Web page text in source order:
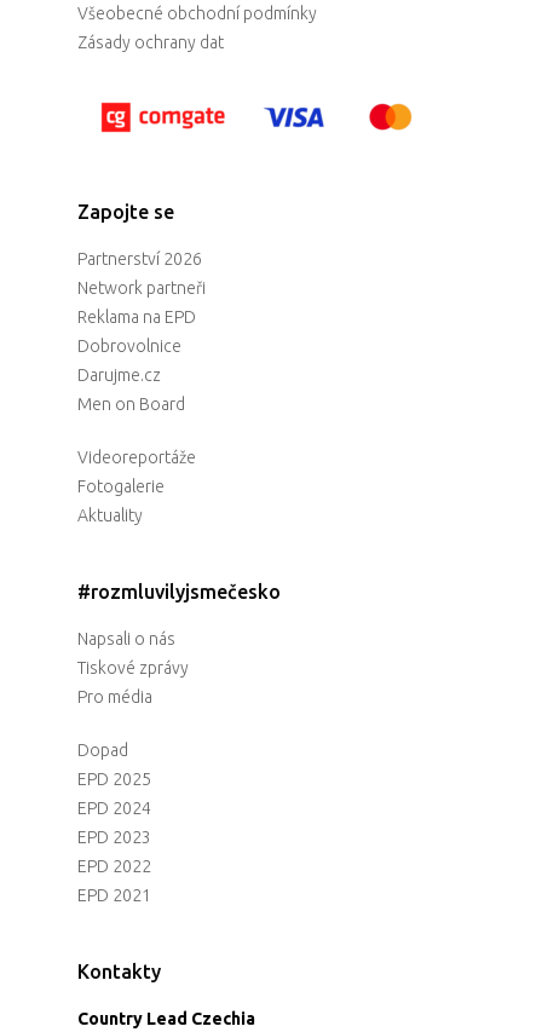
Všeobecné obchodní podmínky
Zásady ochrany dat
Zapojte se
Partnerství 2026
Network partneři
Reklama na EPD
Dobrovolnice
Darujme.cz
Men on Board
Videoreportáže
Fotogalerie
Aktuality
#rozmluvilyjsmečesko
Napsali o nás
Tiskové zprávy
Pro média
Dopad
EPD 2025
EPD 2024
EPD 2023
EPD 2022
EPD 2021
Kontakty
Country Lead Czechia